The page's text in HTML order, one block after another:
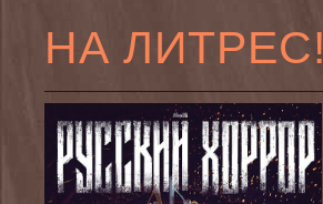
НА ЛИТРЕС!